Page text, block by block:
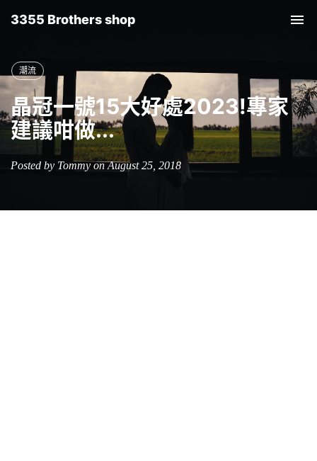
3355 Brothers shop
潮流
晶冠一號15大好處2023!專家
建議咁做...
Posted by Tommy on August 25, 2018